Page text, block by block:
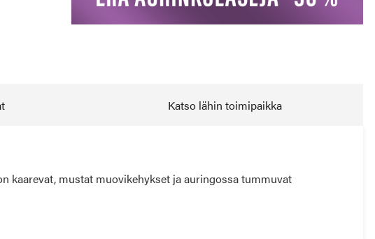
Katso lähin toimipaikka
kaarevat, mustat muovikehykset ja auringossa tummuvat